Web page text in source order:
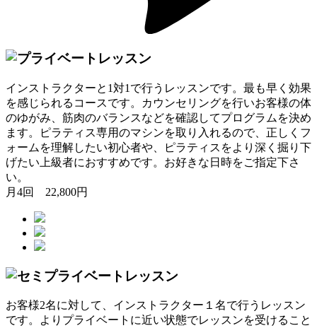
インストラクターと1対1で行うレッスンです。最も早く効果
を感じられるコースです。カウンセリングを行いお客様の体
のゆがみ、筋肉のバランスなどを確認してプログラムを決め
ます。ピラティス専用のマシンを取り入れるので、正しくフ
ォームを理解したい初心者や、ピラティスをより深く掘り下
げたい上級者におすすめです。お好きな日時をご指定下さ
い。
月4回 22,800円
お客様2名に対して、インストラクター１名で行うレッスン
です。よりプライベートに近い状態でレッスンを受けること